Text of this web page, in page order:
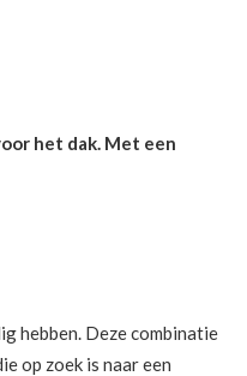
het dak. Met een
hebben. Deze combinatie
op zoek is naar een